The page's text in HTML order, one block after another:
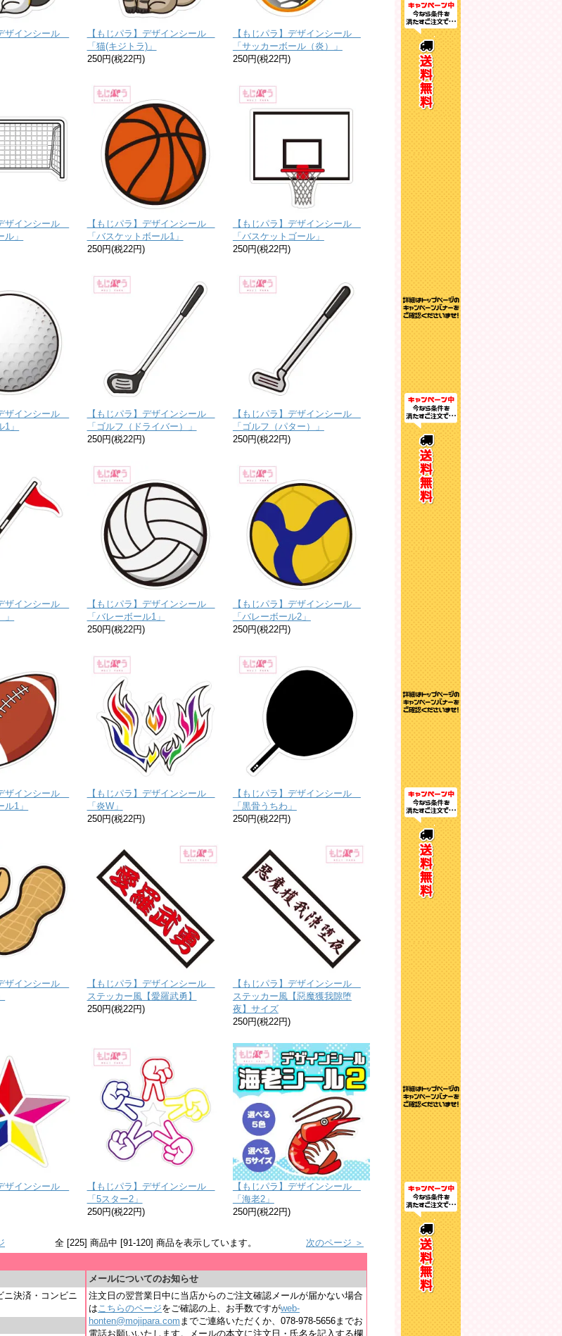
ザインシール
【もじパラ】デザインシール
「猫(キジトラ)」
250円(税22円)
【もじパラ】デザインシール
「サッカーボール（炎）」
250円(税22円)
ザインシール
ル」
【もじパラ】デザインシール
「バスケットボール1」
250円(税22円)
【もじパラ】デザインシール
「バスケットゴール」
250円(税22円)
ザインシール
」
【もじパラ】デザインシール
「ゴルフ（ドライバー）」
250円(税22円)
【もじパラ】デザインシール
「ゴルフ（パター）」
250円(税22円)
ザインシール
【もじパラ】デザインシール
「バレーボール1」
250円(税22円)
【もじパラ】デザインシール
「バレーボール2」
250円(税22円)
ザインシール
ル1」
【もじパラ】デザインシール
「炎W」
250円(税22円)
【もじパラ】デザインシール
「黒骨うちわ」
250円(税22円)
ザインシール
【もじパラ】デザインシール
ステッカー風【愛羅武勇】
250円(税22円)
【もじパラ】デザインシール
ステッカー風【惡魔獲我隙堕
夜】サイズ
250円(税22円)
ザインシール
【もじパラ】デザインシール
「5スター2」
250円(税22円)
【もじパラ】デザインシール
「海老2」
250円(税22円)
全 [225] 商品中 [91-120] 商品を表示しています。
次のページ ＞
ニ決済・コンビニ
メールについてのお知らせ
注文日の翌営業日中に当店からのご注文確認メールが届かない場合
はこちらのページをご確認の上、お手数ですがweb-
honten@mojipara.com までご連絡いただくか、078-978-5656までお
電話お願いいたします。メールの本文に注文日・氏名を記入する欄